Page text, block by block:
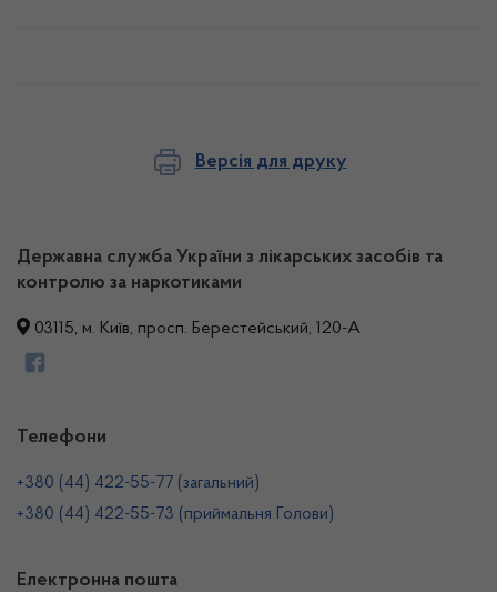
Версія для друку
Державна служба України з лікарських засобів та
контролю за наркотиками
03115, м. Київ, просп. Берестейський, 120-А
Телефони
+380 (44) 422-55-77 (загальний)
+380 (44) 422-55-73 (приймальня Голови)
Електронна пошта